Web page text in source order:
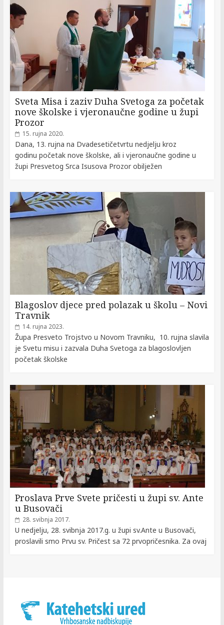
Sveta Misa i zaziv Duha Svetoga za početak
nove školske i vjeronaučne godine u župi
Prozor
15. rujna 2020.
Dana, 13. rujna na Dvadesetičetvrtu nedjelju kroz
godinu početak nove školske, ali i vjeronaučne godine u
župi Presvetog Srca Isusova Prozor obilježen
Blagoslov djece pred polazak u školu – Novi
Travnik
14. rujna 2023.
Župa Presveto Trojstvo u Novom Travniku, 10. rujna slavila
je Svetu misu i zazvala Duha Svetoga za blagoslovljen
početak školske
Proslava Prve Svete pričesti u župi sv. Ante
u Busovači
28. svibnja 2017.
U nedjelju, 28. svibnja 2017.g. u župi sv.Ante u Busovači,
proslavili smo Prvu sv. Pričest sa 72 prvopričesnika. Za ovaj